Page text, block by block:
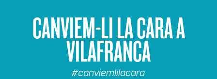
CANVIEM-LI LA CARA A
VILAFRANCA
#canviemlilacara